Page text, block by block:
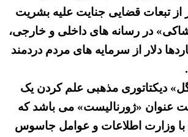
تبعات قضایی جنایت علیه بشریت
در رسانه های داخلی و خارجی،
دلار از سرمایه های مردم دردمند
دیکتاتوری مذهبی علم کردن یک
عنوان «ژورنالیست» می باشد که
با وزارت اطلاعات و عوامل جاسوس